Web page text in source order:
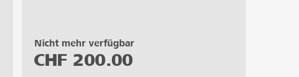
Nicht mehr verfügbar
CHF 200.00